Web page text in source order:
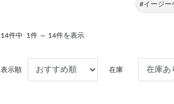
#イージー
14件中 1件 ～ 14件を表示
表示順 在庫